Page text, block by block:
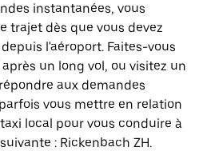
instantanées, vous
trajet dès que vous devez
l'aéroport. Faites-vous
un long vol, ou visitez un
aux demandes
vous mettre en relation
local pour vous conduire à
: Rickenbach ZH.